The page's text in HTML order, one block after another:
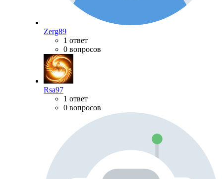
Zerg89
1 ответ
0 вопросов
Rsa97
1 ответ
0 вопросов